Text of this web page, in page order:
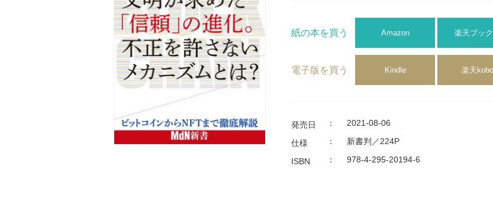
紙の本を買う Amazon 楽天ブッ
電子版を買う Kindle 楽天kobo
発売日 ： 2021-08-06
仕様 ： 新書判／224P
ISBN ： 978-4-295-20194-6